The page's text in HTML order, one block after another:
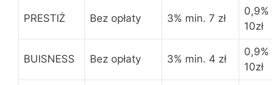
PRESTIŻ Bez opłaty 3% min. 7 zł
0,9%
10zł
BUISNESS Bez opłaty 3% min. 4 zł
0,9%
10zł